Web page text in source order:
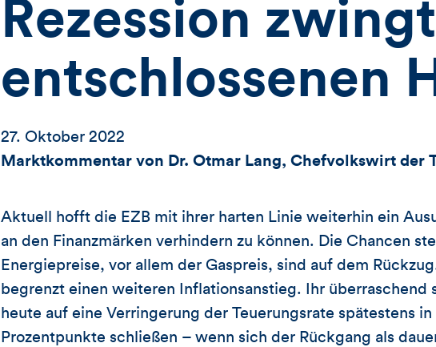
Rezession
entschlossenen
27. Oktober 2022
Marktkommentar von Dr. Otmar Lang, Chefvolkswirt der
Aktuell hofft die EZB mit ihrer harten Linie weiterhin ein
an den Finanzmärken verhindern zu können. Die Chancen
Energiepreise, vor allem der Gaspreis, sind auf dem
begrenzt einen weiteren Inflationsanstieg. Ihr überraschend
heute auf eine Verringerung der Teuerungsrate spätestens
Prozentpunkte schließen – wenn sich der Rückgang als